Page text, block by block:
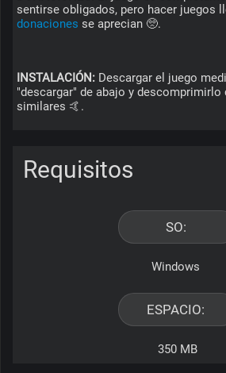
donaciones se aprecian 🥺.
INSTALACIÓN: Descargar el juego
"descargar" de abajo y descomprimirlo
similares 🤙.
Requisitos
SO:
Windows
ESPACIO:
350 MB